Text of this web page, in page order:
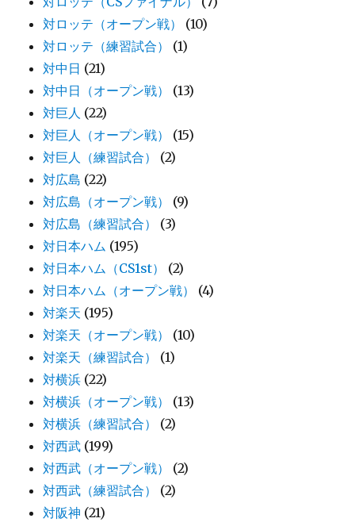
対ロッテ（オープン戦）
(10)
対ロッテ（練習試合）
(1)
対中日 (21)
対中日（オープン戦）
(13)
対巨人 (22)
対巨人（オープン戦）
(15)
対巨人（練習試合）
(2)
対広島 (22)
対広島（オープン戦）
(9)
対広島（練習試合）
(3)
対日本ハム (195)
対日本ハム（CS1st）
(2)
対日本ハム（オープン戦）
(4)
対楽天 (195)
対楽天（オープン戦）
(10)
対楽天（練習試合）
(1)
対横浜 (22)
対横浜（オープン戦）
(13)
対横浜（練習試合）
(2)
対西武 (199)
対西武（オープン戦）
(2)
対西武（練習試合）
(2)
対阪神 (21)